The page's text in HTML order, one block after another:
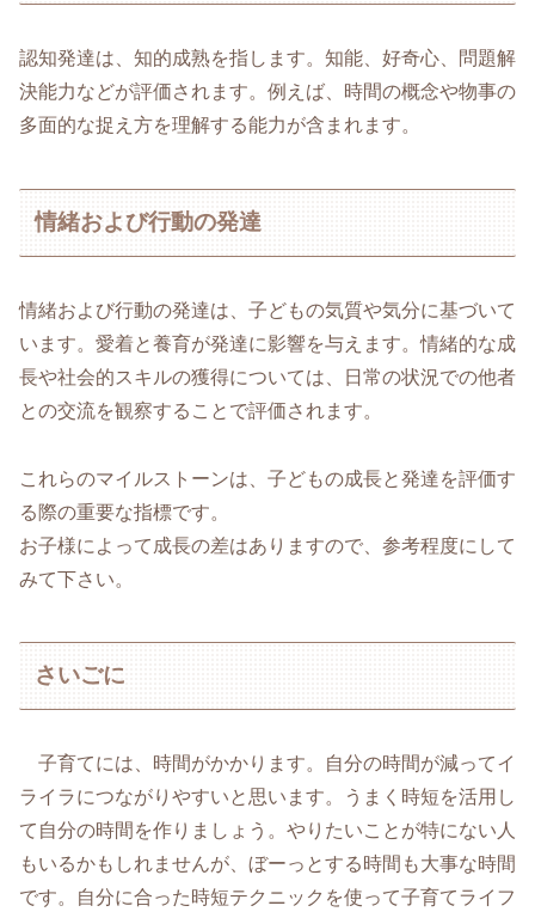
認知発達は、知的成熟を指します。知能、好奇心、問題解
決能力などが評価されます。例えば、時間の概念や物事の
多面的な捉え方を理解する能力が含まれます。
情緒および行動の発達
情緒および行動の発達は、子どもの気質や気分に基づいて
います。愛着と養育が発達に影響を与えます。情緒的な成
長や社会的スキルの獲得については、日常の状況での他者
との交流を観察することで評価されます。
これらのマイルストーンは、子どもの成長と発達を評価す
る際の重要な指標です。
お子様によって成長の差はありますので、参考程度にして
みて下さい。
さいごに
子育てには、時間がかかります。自分の時間が減ってイ
ライラにつながりやすいと思います。うまく時短を活用し
て自分の時間を作りましょう。やりたいことが特にない人
もいるかもしれませんが、ぼーっとする時間も大事な時間
です。自分に合った時短テクニックを使って子育てライフ